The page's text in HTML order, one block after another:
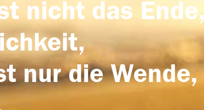
nicht das
nur die